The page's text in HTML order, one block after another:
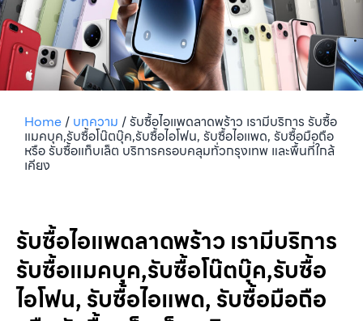
Home/ บทความ /รับซื้อไอแพดลาดพร้าว เรามีบริการ รับซื้อ
แมคบุค,รับซื้อโน๊ตบุ๊ค,รับซื้อไอโฟน, รับซื้อไอแพด, รับซื้อมือถือ
หรือ รับซื้อแท็บเล็ต บริการครอบคลุมทั่วกรุงเทพ และพื้นที่ใกล้
เคียง
รับซื้อไอแพดลาดพร้าว เรามีบริการ
รับซื้อแมคบุค,รับซื้อโน๊ตบุ๊ค,รับซื้อ
ไอโฟน, รับซื้อไอแพด, รับซื้อมือถือ